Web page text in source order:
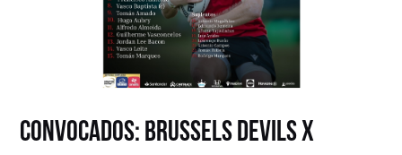
Convocados: Brussels Devils x